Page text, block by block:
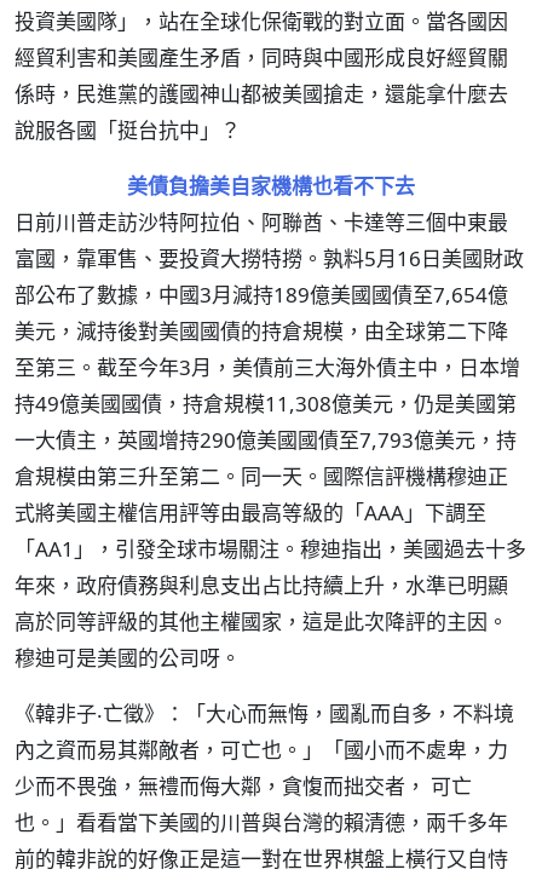
投資美國隊」，站在全球化保衛戰的對立面。當各國因
經貿利害和美國產生矛盾，同時與中國形成良好經貿關
係時，民進黨的護國神山都被美國搶走，還能拿什麼去
說服各國「挺台抗中」？
美債負擔美自家機構也看不下去
日前川普走訪沙特阿拉伯、阿聯酋、卡達等三個中東最
富國，靠軍售、要投資大撈特撈。孰料5月16日美國財政
部公布了數據，中國3月減持189億美國國債至7,654億
美元，減持後對美國國債的持倉規模，由全球第二下降
至第三。截至今年3月，美債前三大海外債主中，日本增
持49億美國國債，持倉規模11,308億美元，仍是美國第
一大債主，英國增持290億美國國債至7,793億美元，持
倉規模由第三升至第二。同一天。國際信評機構穆迪正
式將美國主權信用評等由最高等級的「AAA」下調至
「AA1」，引發全球市場關注。穆迪指出，美國過去十多
年來，政府債務與利息支出占比持續上升，水準已明顯
高於同等評級的其他主權國家，這是此次降評的主因。
穆迪可是美國的公司呀。
《韓非子‧亡徵》：「大心而無悔，國亂而自多，不料境
內之資而易其鄰敵者，可亡也。」「國小而不處卑，力
少而不畏強，無禮而侮大鄰，貪愎而拙交者， 可亡
也。」看看當下美國的川普與台灣的賴清德，兩千多年
前的韓非說的好像正是這一對在世界棋盤上橫行又自恃